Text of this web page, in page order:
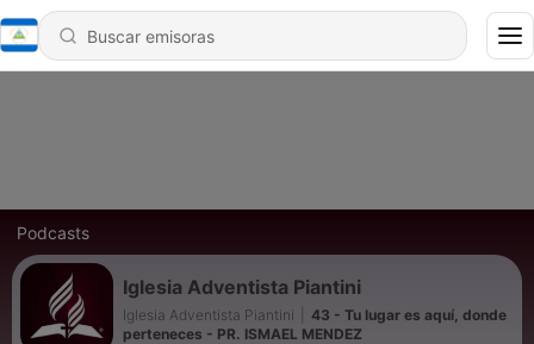
Podcasts
Iglesia Adventista Piantini
Iglesia Adventista Piantini
43 - Tu lugar es aquí, donde
perteneces - PR. ISMAEL MENDEZ